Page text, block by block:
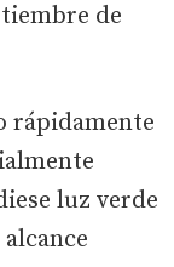
de
rápidamente
luz verde